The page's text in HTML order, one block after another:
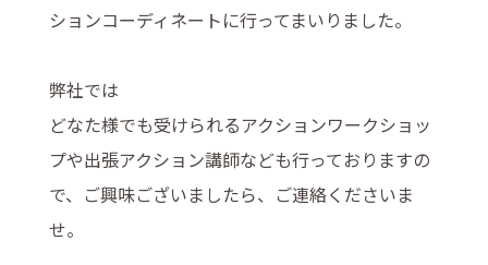
ションコーディネートに行ってまいりました。
弊社では
どなた様でも受けられるアクションワークショッ
プや出張アクション講師なども行っておりますの
で、ご興味ございましたら、ご連絡くださいま
せ。